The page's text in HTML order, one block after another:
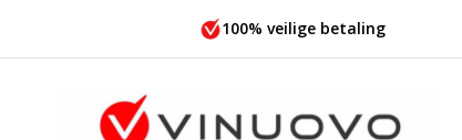
100% veilige betaling